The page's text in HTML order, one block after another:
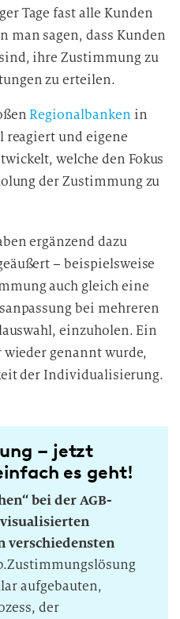
Tage fast alle Kunden
man sagen, dass Kunden
ihre Zustimmung zu
zu erteilen.
Regionalbanken in
reagiert und eigene
welche den Fokus
der Zustimmung zu
ergänzend dazu
– beispielsweise
auch gleich eine
bei mehreren
einzuholen. Ein
genannt wurde,
der Individualisierung.
– jetzt
es geht!
bei der AGB-
verschiedensten
aufgebauten,
der